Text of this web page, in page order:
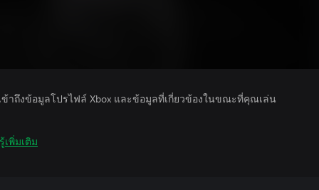
ข้าถึงข้อมูลโปรไฟล์ Xbox และข้อมูลที่เกี่ยวข้องในขณะที่คุณเล่น
เพิ่มเติม